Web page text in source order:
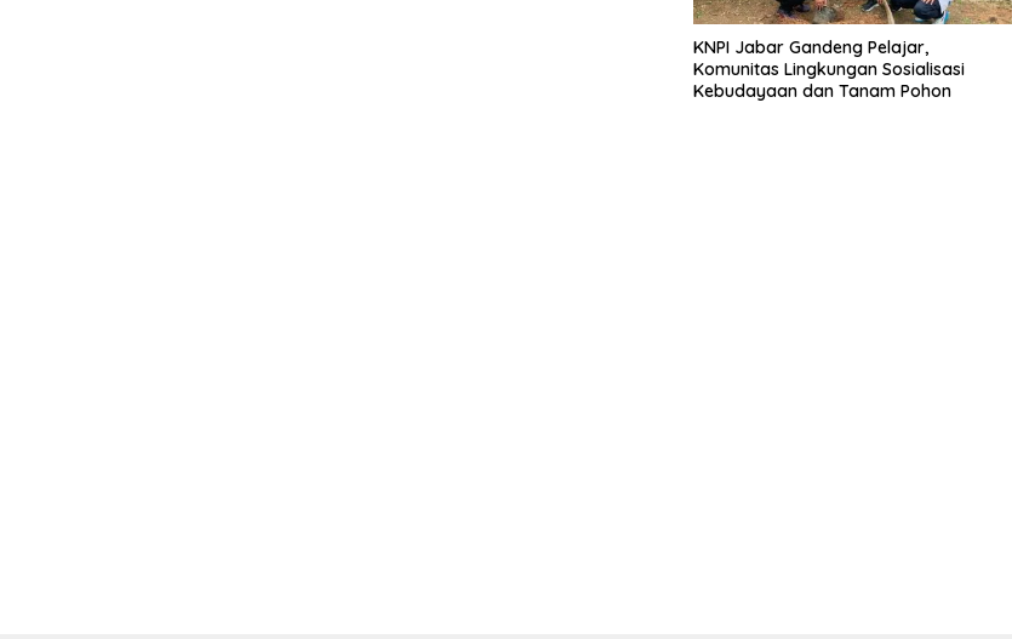
KNPI Jabar Gandeng Pelajar,
Komunitas Lingkungan Sosialisasi
Kebudayaan dan Tanam Pohon